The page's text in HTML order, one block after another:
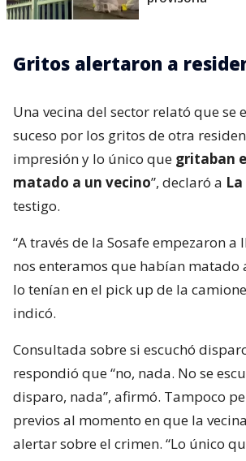
Gritos alertaron a
Una vecina del sector relató que se
suceso por los gritos de otra
impresión y lo único que gritaban
matado a un vecino”, declaró a
testigo.
“A través de la Sosafe empezaron a
nos enteramos que habían matado
lo tenían en el pick up de la
indicó.
Consultada sobre si escuchó
respondió que “no, nada. No se
disparo, nada”, afirmó. Tampoco
previos al momento en que la
alertar sobre el crimen. “Lo único